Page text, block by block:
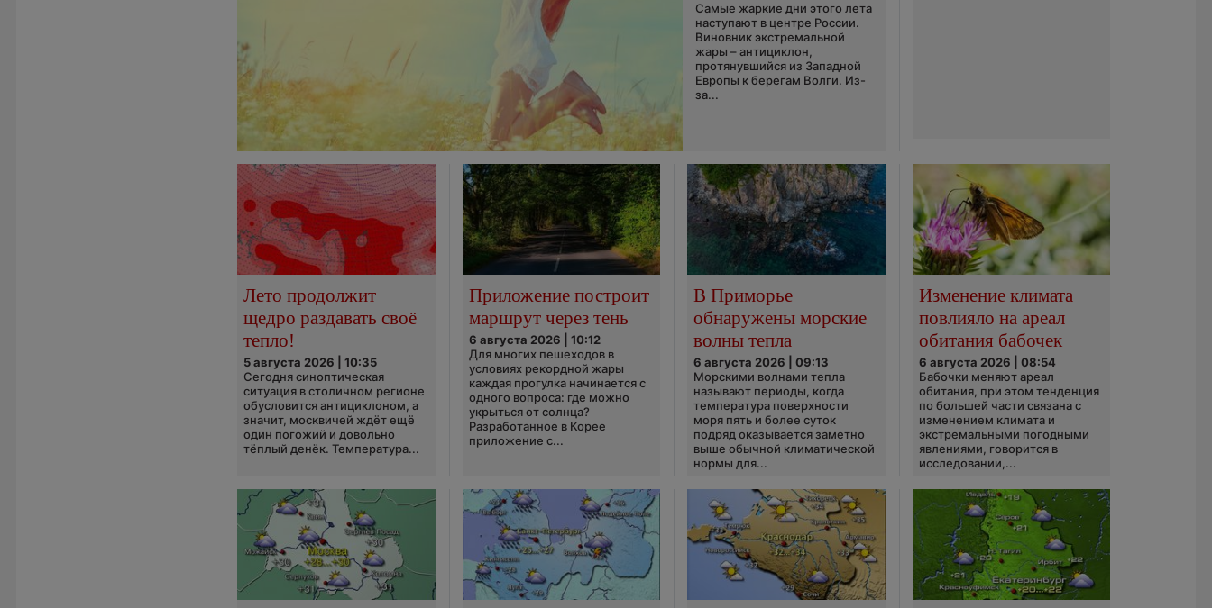
Самые жаркие дни этого лета
наступают в центре России.
Виновник экстремальной
жары – антициклон,
протянувшийся из Западной
Европы к берегам Волги. Из-
за...
Лето продолжит
щедро раздавать своё
тепло!
5 августа 2026 | 10:35
Сегодня синоптическая
ситуация в столичном регионе
обусловится антициклоном, а
значит, москвичей ждёт ещё
один погожий и довольно
тёплый денёк. Температура...
Приложение построит
маршрут через тень
6 августа 2026 | 10:12
Для многих пешеходов в
условиях рекордной жары
каждая прогулка начинается с
одного вопроса: где можно
укрыться от солнца?
Разработанное в Корее
приложение с...
В Приморье
обнаружены морские
волны тепла
6 августа 2026 | 09:13
Морскими волнами тепла
называют периоды, когда
температура поверхности
моря пять и более суток
подряд оказывается заметно
выше обычной климатической
нормы для...
Изменение климата
повлияло на ареал
обитания бабочек
6 августа 2026 | 08:54
Бабочки меняют ареал
обитания, при этом тенденция
по большей части связана с
изменением климата и
экстремальными погодными
явлениями, говорится в
исследовании,...